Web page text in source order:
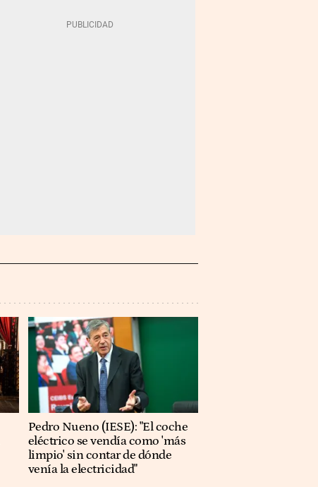
Pedro Nueno (IESE): "El coche
eléctrico se vendía como 'más
limpio' sin contar de dónde
venía la electricidad"